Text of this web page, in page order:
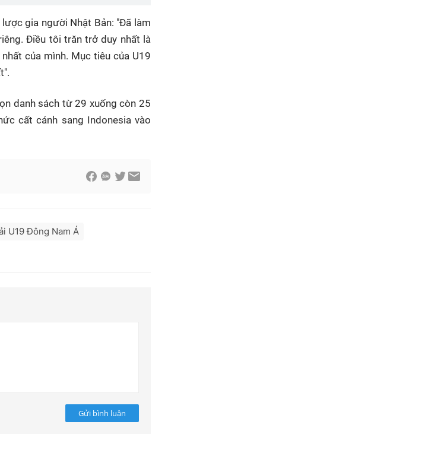
gia người Nhật Bản: "Đã làm
Điều tôi trăn trở duy nhất là
của mình. Mục tiêu của U19
danh sách từ 29 xuống còn 25
cất cánh sang Indonesia vào
U19 Đông Nam Á
Gửi bình luận